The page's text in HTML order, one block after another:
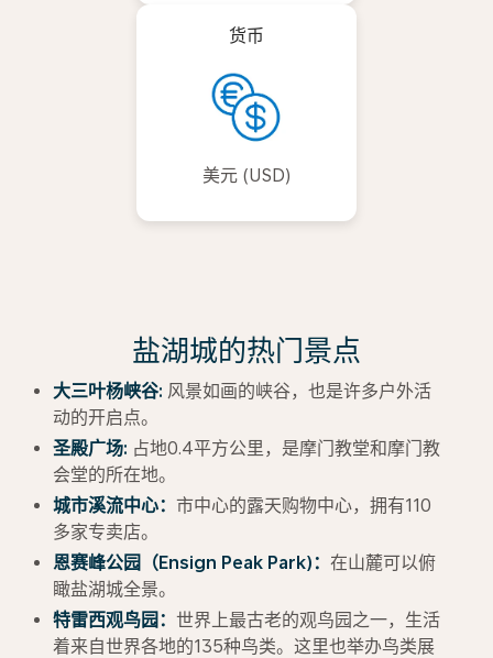
货币
美元 (USD)
盐湖城的热门景点
大三叶杨峡谷: 风景如画的峡谷，也是许多户外活
动的开启点。
圣殿广场: 占地0.4平方公里，是摩门教堂和摩门教
会堂的所在地。
城市溪流中心： 市中心的露天购物中心，拥有110
多家专卖店。
恩赛峰公园（Ensign Peak Park)： 在山麓可以俯
瞰盐湖城全景。
特雷西观鸟园： 世界上最古老的观鸟园之一，生活
着来自世界各地的135种鸟类。这里也举办鸟类展